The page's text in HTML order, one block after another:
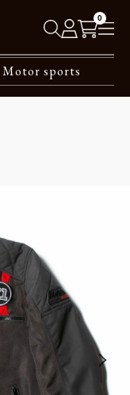
0
Motor sports